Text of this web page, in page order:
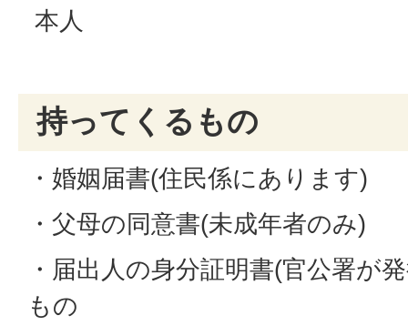
本人
持ってくるもの
・婚姻届書(住民係にあります)
・父母の同意書(未成年者のみ)
・届出人の身分証明書(官公署が
もの